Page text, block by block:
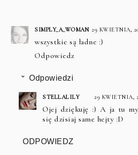
SIMPLY_A_WOMAN 29 KWIETNIA,
wszystkie są ładne :)
Odpowiedz
Odpowiedzi
STELLALILY 29 KWIETNIA,
Ojej dziękuję :) A ja tu
się dzisiaj same hejty :D
ODPOWIEDZ